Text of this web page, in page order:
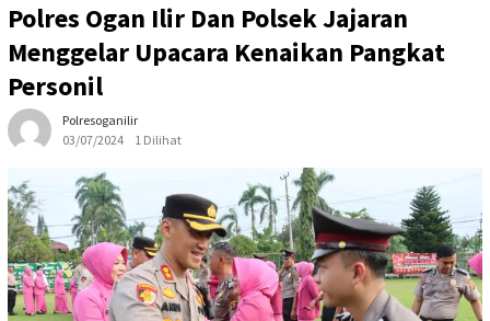
Polres Ogan Ilir Dan Polsek Jajaran
Menggelar Upacara Kenaikan Pangkat
Personil
Polresoganilir
03/07/2024
1 Dilihat